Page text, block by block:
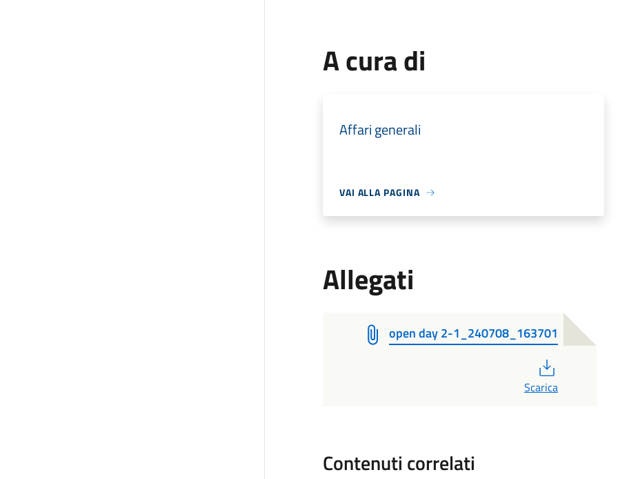
A cura di
Affari generali
VAI ALLA PAGINA
Allegati
open day 2-1_240708_163701
Scarica
Contenuti correlati